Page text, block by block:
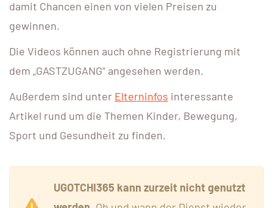
damit Chancen einen von vielen Preisen zu
gewinnen.
Die Videos können auch ohne Registrierung mit
dem „GASTZUGANG“ angesehen werden.
Außerdem sind unter Elterninfos interessante
Artikel rund um die Themen Kinder, Bewegung,
Sport und Gesundheit zu finden.
UGOTCHI365 kann zurzeit nicht genutzt